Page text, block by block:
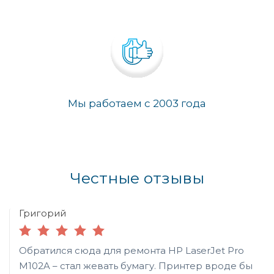
Мы работаем с 2003 года
Честные отзывы
Григорий
Обратился сюда для ремонта HP LaserJet Pro
M102A – стал жевать бумагу. Принтер вроде бы